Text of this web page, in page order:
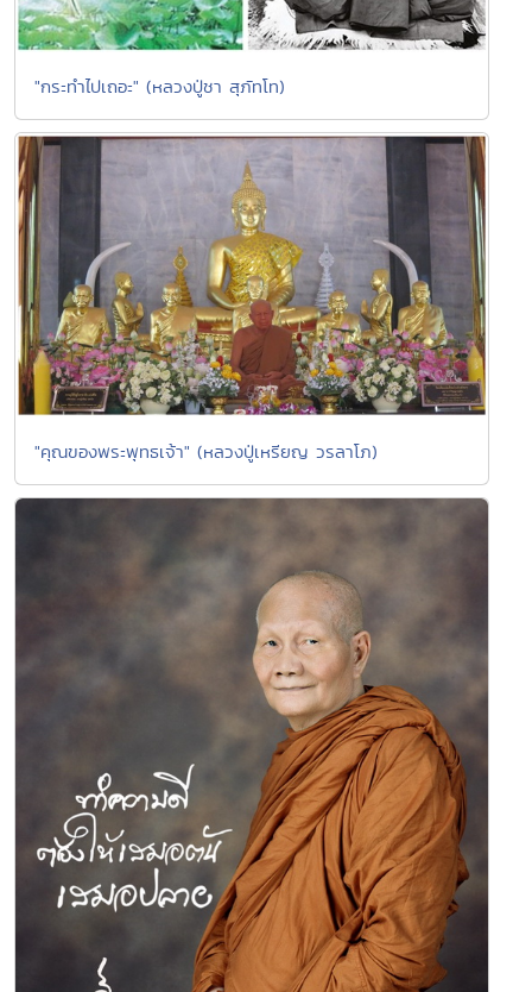
"กระทำไปเถอะ" (หลวงปู่ชา สุภัทโท)
"คุณของพระพุทธเจ้า" (หลวงปู่เหรียญ วรลาโภ)